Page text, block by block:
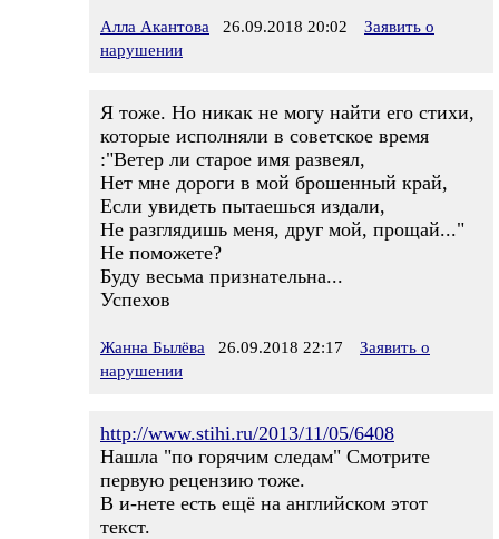
Алла Акантова 26.09.2018 20:02
Заявить о
нарушении
Я тоже. Но никак не могу найти его стихи,
которые исполняли в советское время
:"Ветер ли старое имя развеял,
Нет мне дороги в мой брошенный край,
Если увидеть пытаешься издали,
Не разглядишь меня, друг мой, прощай..."
Не поможете?
Буду весьма признательна...
Успехов
Жанна Былёва 26.09.2018 22:17
Заявить о
нарушении
http://www.stihi.ru/2013/11/05/6408
Нашла "по горячим следам" Смотрите
первую рецензию тоже.
В и-нете есть ещё на английском этот
текст.